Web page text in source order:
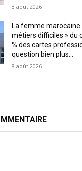
8 août 2026
La femme marocaine
métiers difficiles » du
% des cartes
question bien plus...
8 août 2026